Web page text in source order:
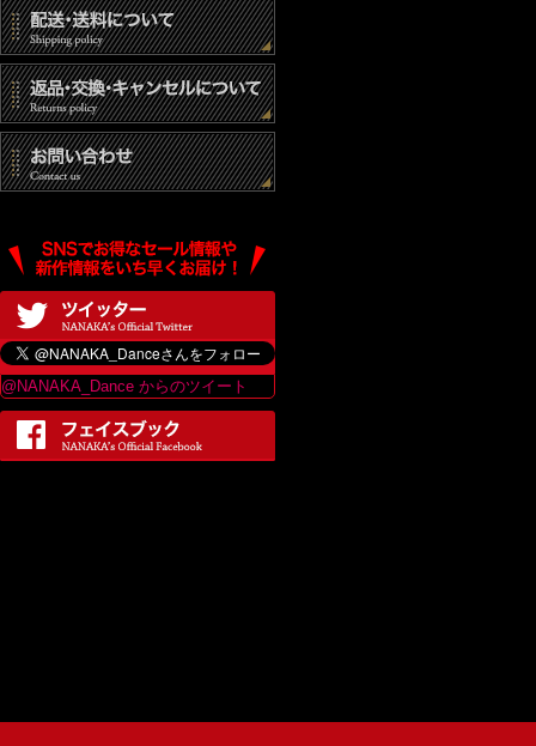
@NANAKA_Dance からのツイート